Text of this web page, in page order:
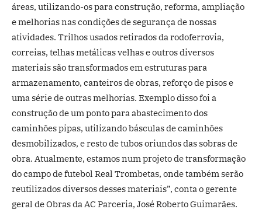
áreas, utilizando-os para construção, reforma, ampliação
e melhorias nas condições de segurança de nossas
atividades. Trilhos usados retirados da rodoferrovia,
correias, telhas metálicas velhas e outros diversos
materiais são transformados em estruturas para
armazenamento, canteiros de obras, reforço de pisos e
uma série de outras melhorias. Exemplo disso foi a
construção de um ponto para abastecimento dos
caminhões pipas, utilizando básculas de caminhões
desmobilizados, e resto de tubos oriundos das sobras de
obra. Atualmente, estamos num projeto de transformação
do campo de futebol Real Trombetas, onde também serão
reutilizados diversos desses materiais”, conta o gerente
geral de Obras da AC Parceria, José Roberto Guimarães.